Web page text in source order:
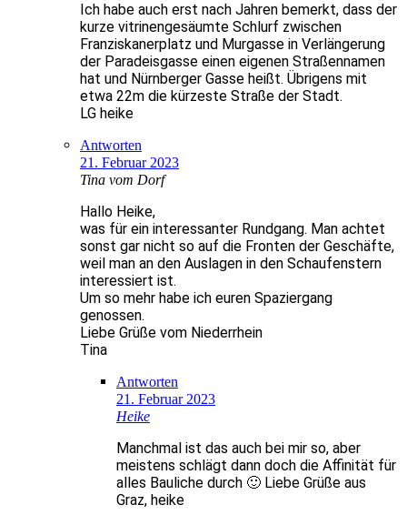
Ich habe auch erst nach Jahren bemerkt, dass der
kurze vitrinengesäumte Schlurf zwischen
Franziskanerplatz und Murgasse in Verlängerung
der Paradeisgasse einen eigenen Straßennamen
hat und Nürnberger Gasse heißt. Übrigens mit
etwa 22m die kürzeste Straße der Stadt.
LG heike
Antworten
21. Februar 2023
Tina vom Dorf
Hallo Heike,
was für ein interessanter Rundgang. Man achtet
sonst gar nicht so auf die Fronten der Geschäfte,
weil man an den Auslagen in den Schaufenstern
interessiert ist.
Um so mehr habe ich euren Spaziergang
genossen.
Liebe Grüße vom Niederrhein
Tina
Antworten
21. Februar 2023
Heike
Manchmal ist das auch bei mir so, aber
meistens schlägt dann doch die Affinität für
alles Bauliche durch 🙂 Liebe Grüße aus
Graz, heike